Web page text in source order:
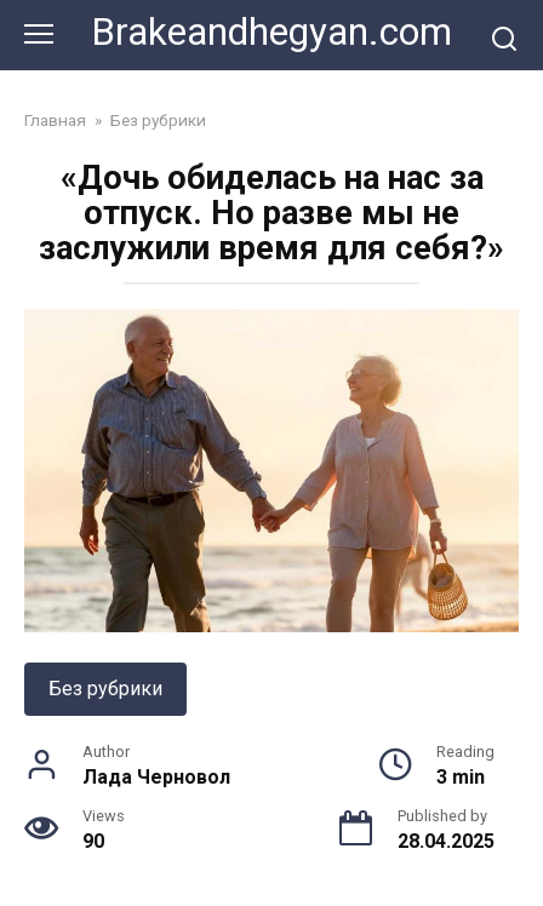
content
Brakeandhegyan.com
Главная » Без рубрики
«Дочь обиделась на нас за
отпуск. Но разве мы не
заслужили время для себя?»
Без рубрики
Author
Лада Черновол
Reading
3 min
Views
90
Published by
28.04.2025